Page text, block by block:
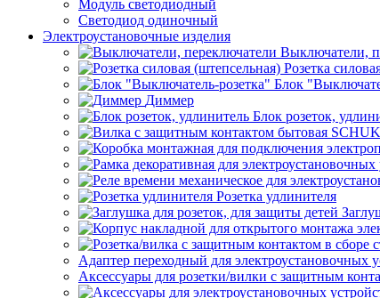
Модуль светодиодный
Светодиод одиночный
Электроустановочные изделия
Выключатели,
Розетка
Блок
Диммер
Блок розеток,
Розетка удлинителя
Адаптер переходный для электроустановочных
Аксессуары для розетки/вилки с защитным